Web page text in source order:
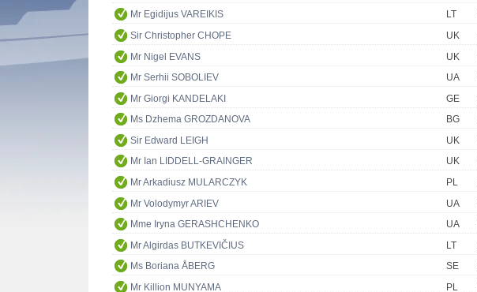
Mr Egidijus VAREIKIS
LT
Sir Christopher CHOPE
UK
Mr Nigel EVANS
UK
Mr Serhii SOBOLIEV
UA
Mr Giorgi KANDELAKI
GE
Ms Dzhema GROZDANOVA
BG
Sir Edward LEIGH
UK
Mr Ian LIDDELL-GRAINGER
UK
Mr Arkadiusz MULARCZYK
PL
Mr Volodymyr ARIEV
UA
Mme Iryna GERASHCHENKO
UA
Mr Algirdas BUTKEVIČIUS
LT
Ms Boriana ÅBERG
SE
Mr Killion MUNYAMA
PL